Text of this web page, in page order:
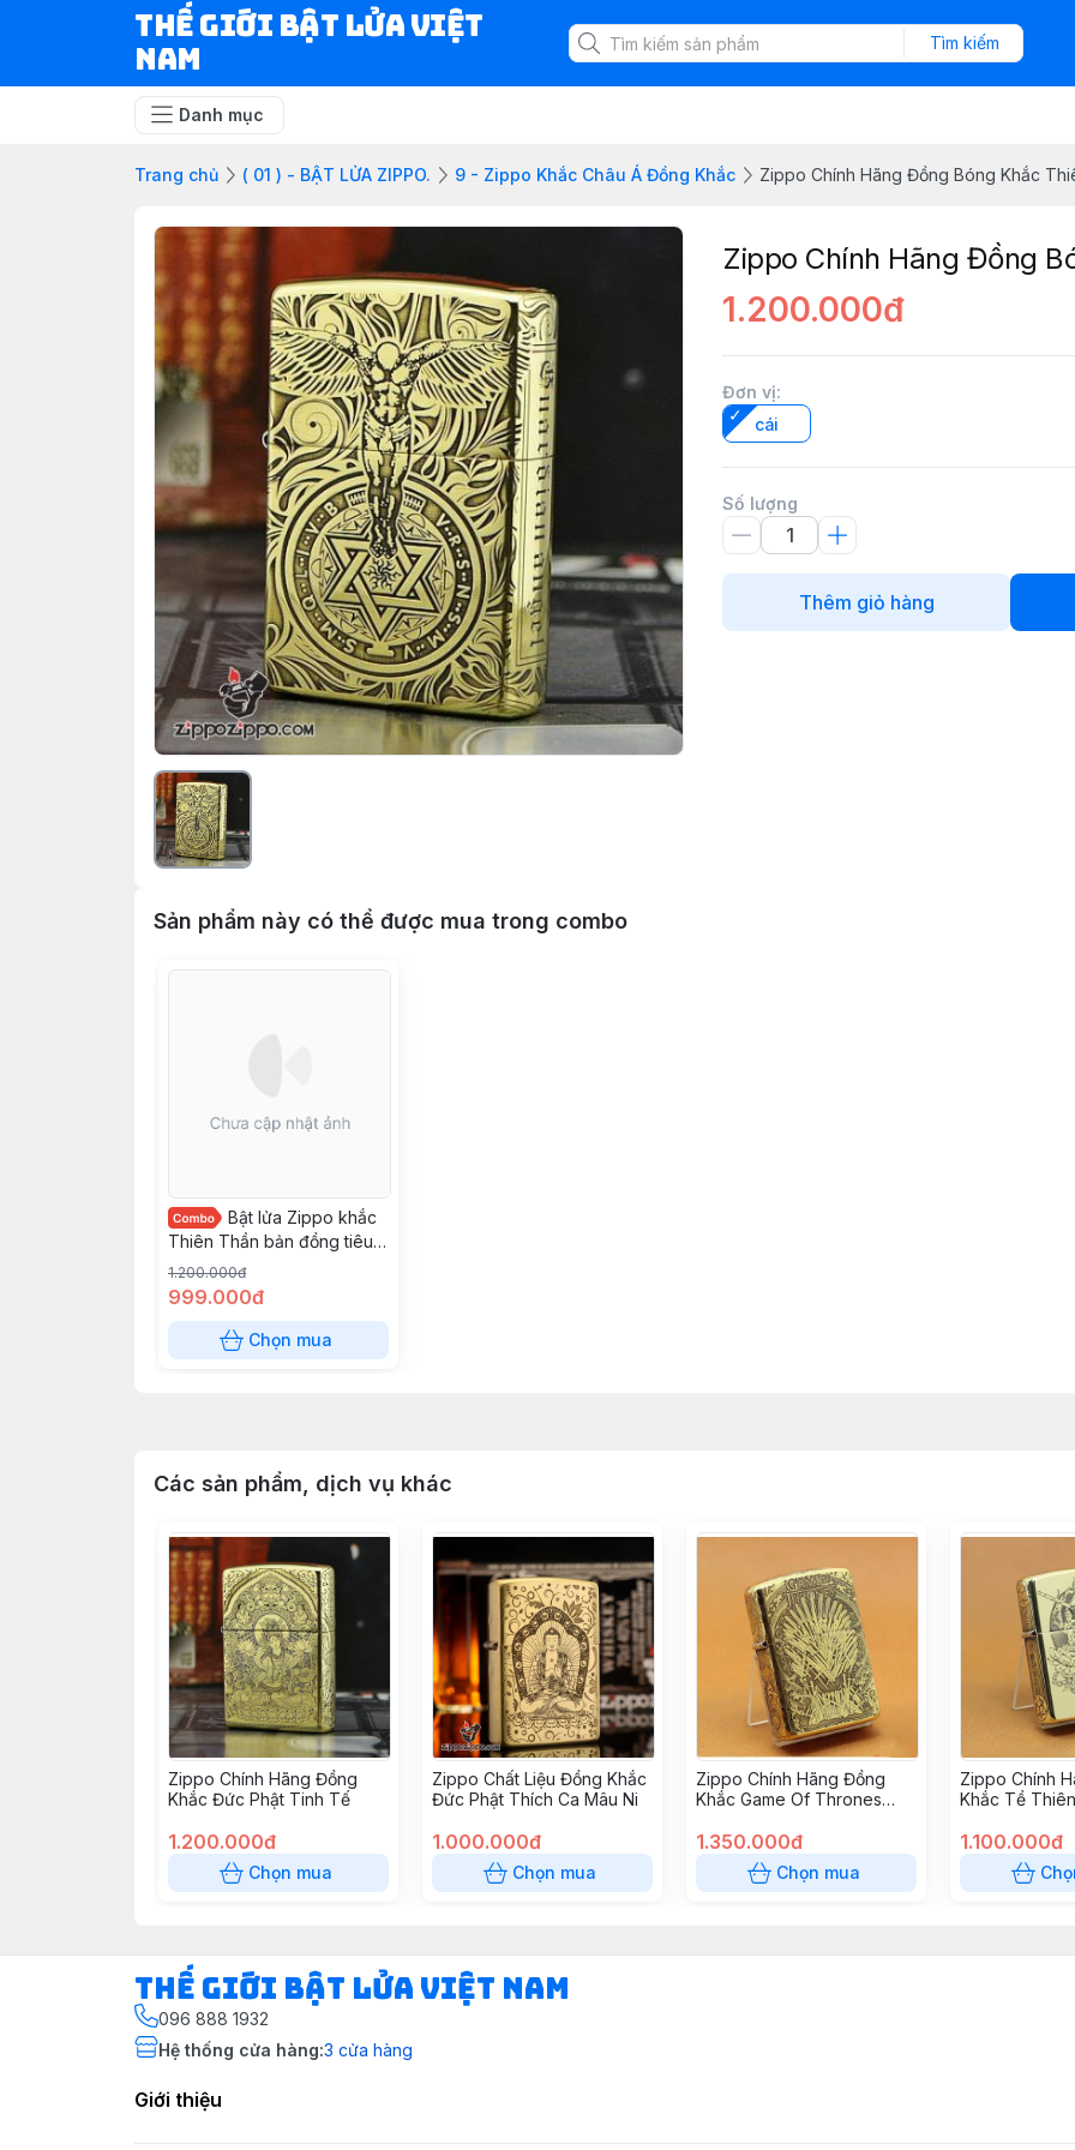
Thế Giới Bật Lửa Việt
Nam
Tìm kiếm
Danh mục
Trang chủ ( 01 ) - BẬT LỬA ZIPPO. 9 - Zippo Khắc Châu Á Đồng Khắc Zippo Chính Hãng Đồng Bóng Khắc
Zippo Chính Hãng Đồng
1.200.000đ
Đơn vị:
cái
Số lượng
Thêm giỏ hàng
Sản phẩm này có thể được mua trong combo
Bật lửa Zippo khắc
Thiên Thần bản đồng tiêu
chuẩn
1.200.000đ
999.000đ
Chọn mua
Các sản phẩm, dịch vụ khác
Zippo Chính Hãng Đồng
Khắc Đức Phật Tinh Tế
1.200.000đ
Chọn mua
Zippo Chất Liệu Đồng Khắc
Đức Phật Thích Ca Mâu Ni
1.000.000đ
Chọn mua
Zippo Chính Hãng Đồng
Khắc Game Of Thrones
1.350.000đ
Chọn mua
Zippo Chính
Khắc Tề
1.100.000đ
Thế Giới Bật Lửa Việt Nam
096 888 1932
Hệ thống cửa hàng:3 cửa hàng
Giới thiệu